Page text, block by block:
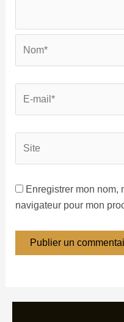
Enregistrer mon nom,
navigateur pour mon